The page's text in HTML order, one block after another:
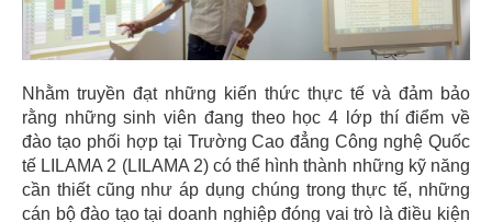
Nhằm truyền đạt những kiến thức thực tế và đảm bảo
rằng những sinh viên đang theo học 4 lớp thí điểm về
đào tạo phối hợp tại Trường Cao đẳng Công nghệ Quốc
tế LILAMA 2 (LILAMA 2) có thể hình thành những kỹ năng
cần thiết cũng như áp dụng chúng trong thực tế, những
cán bộ đào tạo tại doanh nghiệp đóng vai trò là điều kiện